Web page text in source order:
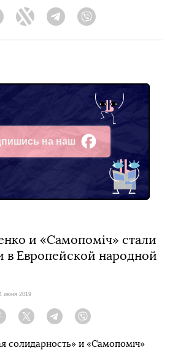
FacebookTwitter Telegram
на наш
и «Самопоміч» стали
в Европейской народной
июня 2019
Facebook Twitter Telegram
солидарность» и «Самопоміч»